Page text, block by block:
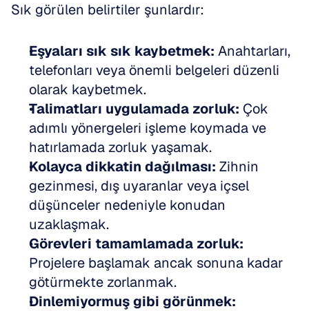
Sık görülen belirtiler şunlardır:
Eşyaları sık sık kaybetmek: Anahtarları,
telefonları veya önemli belgeleri düzenli
olarak kaybetmek.
Talimatları uygulamada zorluk: Çok
adımlı yönergeleri işleme koymada ve
hatırlamada zorluk yaşamak.
Kolayca dikkatin dağılması: Zihnin
gezinmesi, dış uyaranlar veya içsel
düşünceler nedeniyle konudan
uzaklaşmak.
Görevleri tamamlamada zorluk:
Projelere başlamak ancak sonuna kadar
götürmekte zorlanmak.
Dinlemiyormuş gibi görünmek: